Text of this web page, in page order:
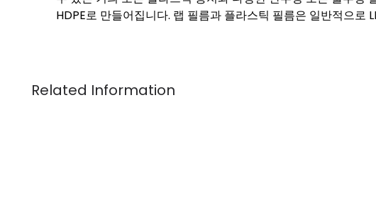
HDPE로 만들어집니다. 랩 필름과 플라스틱 필름은 일반적으로